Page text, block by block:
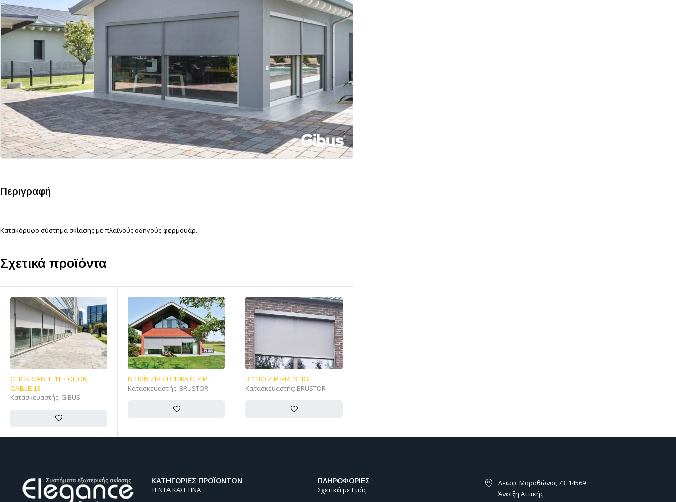
Περιγραφή
Κατακόρυφo σύστημα σκίασης με πλαϊνούς οδηγούς-φερμουάρ.
Σχετικά προϊόντα
B 1085 ZIP / B 1085 C ZIP
Κατασκευαστής:
B 1100 ZIP PRESTIGE
Κατασκευαστής: BRUSTOR
B 1100 ZIP / B 1100 C ZIP
Κατασκευαστής: BRUSTOR
ΚΑΤΗΓΟΡΙΕΣ ΠΡΟΪΟΝΤΩΝ
ΤΕΝΤΑ ΚΑΣΕΤΙΝΑ
ΠΛΗΡΟΦΟΡΙΕΣ
Σχετικά με Εμάς
Λεωφ. Μαραθώνος 73, 14569
Άνοιξη Αττικής